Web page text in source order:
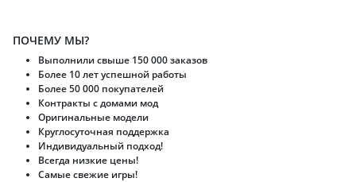
ПОЧЕМУ МЫ?
Выполнили свыше 150 000 заказов
Более 10 лет успешной работы
Более 50 000 покупателей
Контракты с домами мод
Оригинальные модели
Круглосуточная поддержка
Индивидуальный подход!
Всегда низкие цены!
Самые свежие игры!